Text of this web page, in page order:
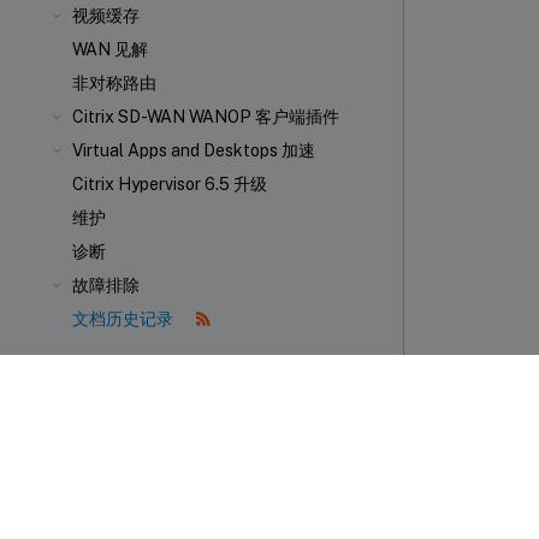
视频缓存
WAN 见解
非对称路由
Citrix SD-WAN WANOP 客户端插件
Virtual Apps and Desktops 加速
Citrix Hypervisor 6.5 升级
维护
诊断
故障排除
文档历史记录